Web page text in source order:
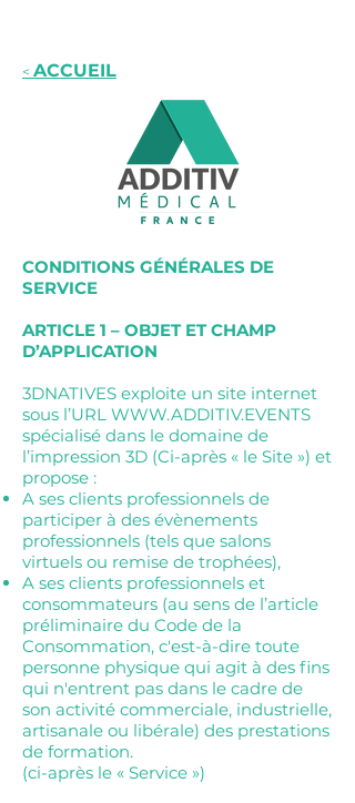
< ACCUEIL
CONDITIONS GÉNÉRALES DE
SERVICE
ARTICLE 1 – OBJET ET CHAMP
D’APPLICATION
3DNATIVES exploite un site internet
sous l’URL WWW.ADDITIV.EVENTS
spécialisé dans le domaine de
l’impression 3D (Ci-après « le Site ») et
propose :
A ses clients professionnels de
participer à des évènements
professionnels (tels que salons
virtuels ou remise de trophées),
A ses clients professionnels et
consommateurs (au sens de l’article
préliminaire du Code de la
Consommation, c'est-à-dire toute
personne physique qui agit à des fins
qui n'entrent pas dans le cadre de
son activité commerciale, industrielle,
artisanale ou libérale) des prestations
de formation.
(ci-après le « Service »)